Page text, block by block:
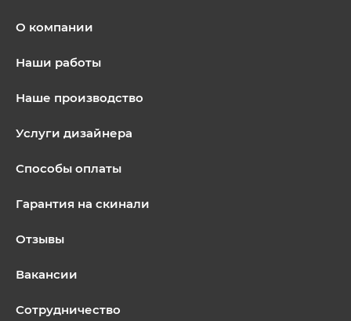
О компании
Наши работы
Наше производство
Услуги дизайнера
Способы оплаты
Гарантия на скинали
Отзывы
Вакансии
Сотрудничество